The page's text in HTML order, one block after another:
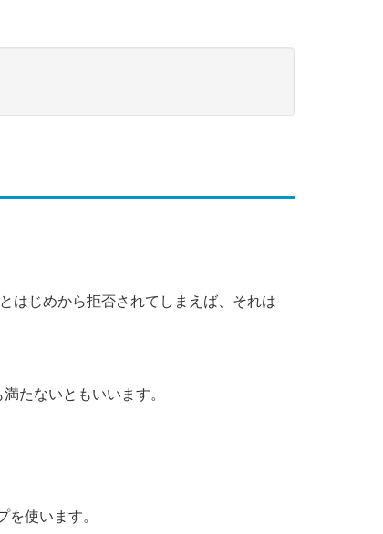
はじめから拒否されてしまえば、それは
たないともいいます。
使います。